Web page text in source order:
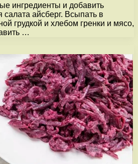
ингредиенты и добавить
салата айсберг. Всыпать в
грудкой и хлебом гренки и мясо,
…